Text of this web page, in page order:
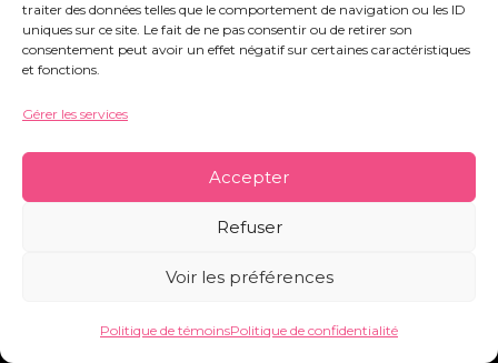
traiter des données telles que le comportement de navigation ou les ID
uniques sur ce site. Le fait de ne pas consentir ou de retirer son
consentement peut avoir un effet négatif sur certaines caractéristiques
et fonctions.
Gérer les services
Accepter
Refuser
Voir les préférences
Politique de témoinsPolitique de confidentialité
Association Orchidées 59 - Siège Social : 752
rue Nestor Bouliez - 59690 Vieux-Condé -
Politique de témoins
Copyright © 2026 Orchidées 59 | Réalisé par CO&COM